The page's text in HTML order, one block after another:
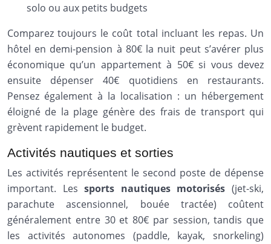
solo ou aux petits budgets
Comparez toujours le coût total incluant les repas. Un
hôtel en demi-pension à 80€ la nuit peut s’avérer plus
économique qu’un appartement à 50€ si vous devez
ensuite dépenser 40€ quotidiens en restaurants.
Pensez également à la localisation : un hébergement
éloigné de la plage génère des frais de transport qui
grèvent rapidement le budget.
Activités nautiques et sorties
Les activités représentent le second poste de dépense
important. Lessports nautiques motorisés (jet-ski,
parachute ascensionnel, bouée tractée) coûtent
généralement entre 30 et 80€ par session, tandis que
les activités autonomes (paddle, kayak, snorkeling)